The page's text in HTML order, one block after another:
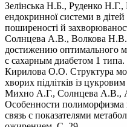
Зелінська Н.Б., Руденко
ендокринної системи в
поширеності й
Солнцева А.В., Волкова
достижению оптимального
с сахарным диабетом 1
Кирилова О.О. Структура
хворих підлітків із
Михно А.Г., Солнцева А.В.,
Особенности полиморфизма
связь с показателями